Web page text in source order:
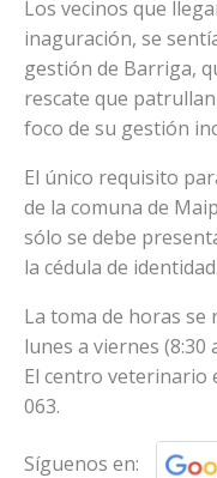
Los vecinos que
inaguración, se
gestión de Barriga,
rescate que
foco de su gestión
El único requisito
de la comuna de
sólo se debe
la cédula de identidad.
La toma de horas se
lunes a viernes (8:30
El centro veterinario
063.
Síguenos en: